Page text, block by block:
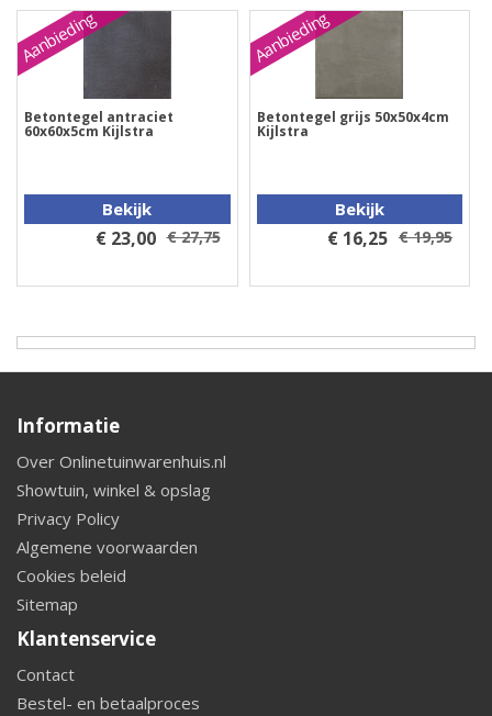
Aanbieding
Betontegel antraciet
60x60x5cm Kijlstra
Bekijk
€ 23,00 € 27,75
Aanbieding
Betontegel grijs 50x50x4cm
Kijlstra
Bekijk
€ 16,25 € 19,95
Informatie
Over Onlinetuinwarenhuis.nl
Showtuin, winkel & opslag
Privacy Policy
Algemene voorwaarden
Cookies beleid
Sitemap
Klantenservice
Contact
Bestel- en betaalproces